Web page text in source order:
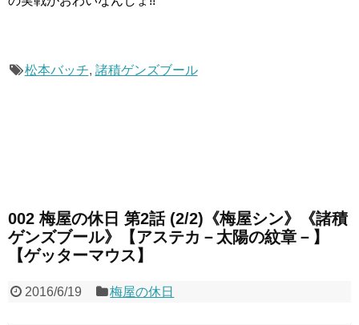
松本バッチ, 諸積ゲンズブール
002 梅屋の休日 第2話 (2/2)《梅屋シン》《諸積
ゲンズブール》【アステカ－太陽の紋章－】
【ゲッターマウス】
2016/6/19 梅屋の休日